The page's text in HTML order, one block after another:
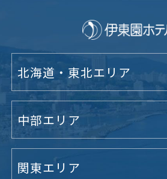
北海道・東北エリア
中部エリア
関東エリア